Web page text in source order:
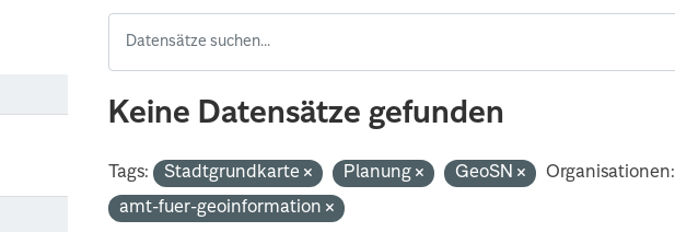
Keine Datensätze gefunden
Tags: Stadtgrundkarte Planung GeoSN
Organisationen:
amt-fuer-geoinformation